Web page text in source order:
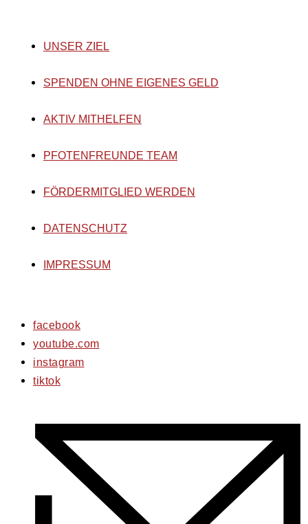
UNSER ZIEL
SPENDEN OHNE EIGENES GELD
AKTIV MITHELFEN
PFOTENFREUNDE TEAM
FÖRDERMITGLIED WERDEN
DATENSCHUTZ
IMPRESSUM
facebook
youtube.com
instagram
tiktok